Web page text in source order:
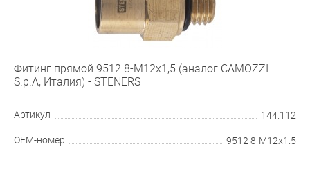
Фитинг прямой 9512 8-M12x1,5 (аналог CAMOZZI
S.p.A, Италия) - STENERS
Артикул 144.112
OEM-номер 9512 8-M12x1.5